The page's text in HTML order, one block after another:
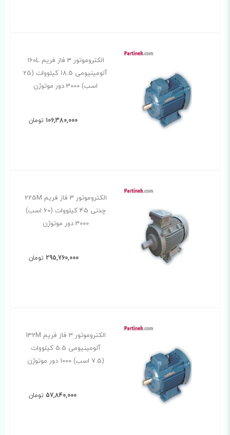
الکتروموتور 3 فاز فریم 160L
آلومینیومی 18.5 کیلووات (25
اسب) 3000 دور موتوژن
106,380,000 تومان
الکتروموتور 3 فاز فریم 225M
چدنی 45 کیلووات (60 اسب)
3000 دور موتوژن
295,760,000 تومان
الکتروموتور 3 فاز فریم 132M
آلومینیومی 5.5 کیلووات
(7.5 اسب) 1000 دور موتوژن
57,840,000 تومان